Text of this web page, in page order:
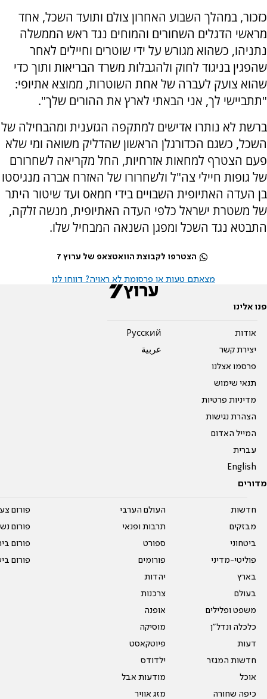
כזכור, במהלך השבוע האחרון צולם ותועד השכל, אחד
מראשי הדגלים השחורים והמוחים נגד ראש הממשלה
נתניהו, כשהוא מגורש על ידי שוטרים וחיילים לאחר
שהפגין בניגוד לחוק ולהגבלות משרד הבריאות ותוך כדי
שהוא צועק לעברה של אחת השוטרות, ממוצא אתיופי:
"תתביישי לך, אני הבאתי לארץ את ההורים שלך".
ברשת לא נותרו אדישים למתקפה הגזענית ומהבחילה של
השכל, כשגם הכדורגלן הראשון שהדליק משואה ומי שלא
פעם הצטרף למחאות אזרחיות, החל מקריאה לשחרורם
של גופות חיילי צה"ל ולשחרורו של האזרח אברה מנגיסטו
בן העדה האתיופית השבויים בידי חמאס ועד שיטור היתר
של משטרת ישראל כלפי העדה האתיופית, מנשה זלקה,
התבטא נגד השכל ומפגן השנאה המבחיל שלו.
הצטרפו לקבוצת הוואטצאפ של ערוץ 7
מצאתם טעות או פרסומת לא ראויה? דווחו לנו
פנו אלינו
אודות
יצירת קשר
פרסמו אצלנו
תנאי שימוש
מדיניות פרטיות
הצהרת נגישות
המייל האדום
עברית
English
Pусский
عربية
מדורים
חדשות
מבזקים
ביטחוני
פוליטי-מדיני
בארץ
בעולם
משפט ופלילים
כלכלה ונדל"ן
דעות
חדשות המגזר
אוכל
כיפה שחורה
העולם הערבי
תרבות ופנאי
ספורט
פורומים
יהדות
צרכנות
אופנה
מוסיקה
פיוטקאסט
ילדודס
מודעות אבל
מזג אוויר
פורום
פורום
פורום
פורום